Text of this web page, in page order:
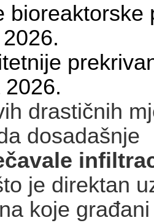
bioreaktorske
drastičnih
je direktan
koje